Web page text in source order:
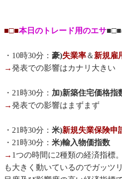
■□■本日のトレード用のエサ
・10時30分： 豪)失業率＆新規雇
→発表での影響はカナリ大きい
・21時30分： 加)新築住宅価格指
→発表での影響はまずまず
・21時30分： 米)新規失業保険申
・21時30分： 米)輸入物価指数
→ 1つの時間に2種類の経済指標
も大きく動いているのでガッツ